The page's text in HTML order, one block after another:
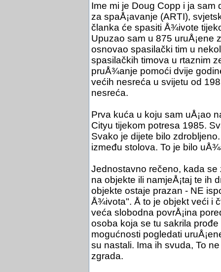
Ime mi je Doug Copp i ja sam
za spaÅ¡avanje (ARTI),
članka će spasiti Å¾ivote
Upuzao sam u 875 uruÅ¡ene
osnovao spasilački tim u
spasilačkih timova u rtaznim
pruÅ¾anje pomoći dvije
većih nesreća u svijetu od
nesreća.
Prva kuća u koju sam uÅ¡ao
Cityu tijekom potresa 1985.
Svako je dijete bilo
između stolova. To je bilo
Jednostavno rečeno, kada
na objekte ili namjeÅ¡taj te ih
objekte ostaje prazan - NE
Å¾ivota". Å to je objekt veći i
veća slobodna povrÅ¡ina
osoba koja se tu sakrila
mogućnosti pogledati
su nastali. Ima ih svuda, To
zgrada.